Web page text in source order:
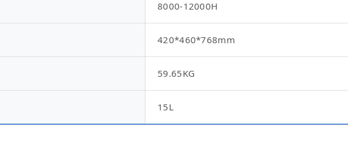
8000-12000H
420*460*768mm
59.65KG
15L